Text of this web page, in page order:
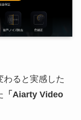
わると実感した
「Aiarty Video